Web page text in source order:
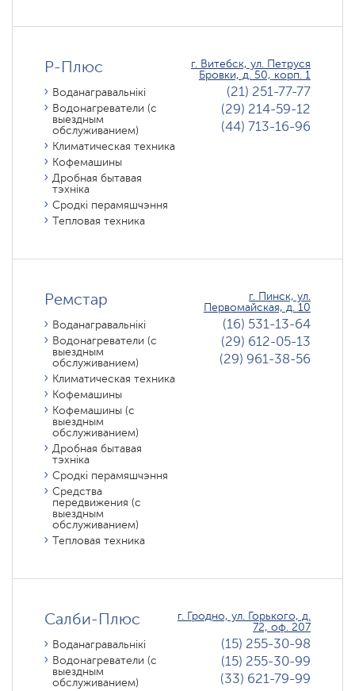
Р-Плюс
Воданагравальнікі
Водонагреватели (с
выездным
обслуживанием)
Климатическая техника
Кофемашины
Дробная бытавая
тэхніка
Сродкі перамяшчэння
Тепловая техника
г. Витебск, ул. Петруся
Бровки, д. 50, корп. 1
(21) 251-77-77
(29) 214-59-12
(44) 713-16-96
Ремстар
Воданагравальнікі
Водонагреватели (с
выездным
обслуживанием)
Климатическая техника
Кофемашины
Кофемашины (с
выездным
обслуживанием)
Дробная бытавая
тэхніка
Сродкі перамяшчэння
Средства
передвижения (с
выездным
обслуживанием)
Тепловая техника
г. Пинск, ул.
Первомайская, д. 10
(16) 531-13-64
(29) 612-05-13
(29) 961-38-56
Салби-Плюс
Воданагравальнікі
Водонагреватели (с
выездным
обслуживанием)
г. Гродно, ул. Горького, д.
72, оф. 207
(15) 255-30-98
(15) 255-30-99
(33) 621-79-99